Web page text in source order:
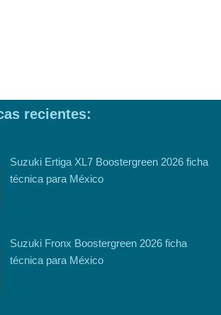
recientes:
Suzuki Ertiga XL7 Boostergreen 2026 ficha
técnica para México
Suzuki Fronx Boostergreen 2026 ficha
técnica para México